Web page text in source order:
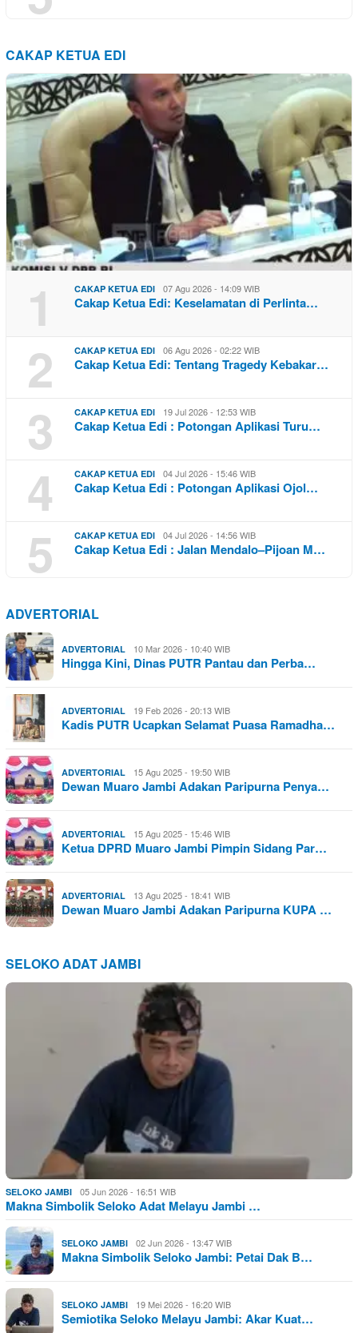
CAKAP KETUA EDI
1 CAKAP KETUA EDI 07 Agu 2026 - 14:09 WIB
Cakap Ketua Edi: Keselamatan di Perlinta…
2 CAKAP KETUA EDI 06 Agu 2026 - 02:22 WIB
Cakap Ketua Edi: Tentang Tragedy Kebakar…
3 CAKAP KETUA EDI 19 Jul 2026 - 12:53 WIB
Cakap Ketua Edi : Potongan Aplikasi Turu…
4 CAKAP KETUA EDI 04 Jul 2026 - 15:46 WIB
Cakap Ketua Edi : Potongan Aplikasi Ojol…
5 CAKAP KETUA EDI 04 Jul 2026 - 14:56 WIB
Cakap Ketua Edi : Jalan Mendalo–Pijoan M…
ADVERTORIAL
ADVERTORIAL 10 Mar 2026 - 10:40 WIB
Hingga Kini, Dinas PUTR Pantau dan Perba…
ADVERTORIAL 19 Feb 2026 - 20:13 WIB
Kadis PUTR Ucapkan Selamat Puasa Ramadha…
ADVERTORIAL 15 Agu 2025 - 19:50 WIB
Dewan Muaro Jambi Adakan Paripurna Penya…
ADVERTORIAL 15 Agu 2025 - 15:46 WIB
Ketua DPRD Muaro Jambi Pimpin Sidang Par…
ADVERTORIAL 13 Agu 2025 - 18:41 WIB
Dewan Muaro Jambi Adakan Paripurna KUPA …
SELOKO ADAT JAMBI
SELOKO JAMBI 05 Jun 2026 - 16:51 WIB
Makna Simbolik Seloko Adat Melayu Jambi …
SELOKO JAMBI 02 Jun 2026 - 13:47 WIB
Makna Simbolik Seloko Jambi: Petai Dak B…
SELOKO JAMBI 19 Mei 2026 - 16:20 WIB
Semiotika Seloko Melayu Jambi: Akar Kuat…